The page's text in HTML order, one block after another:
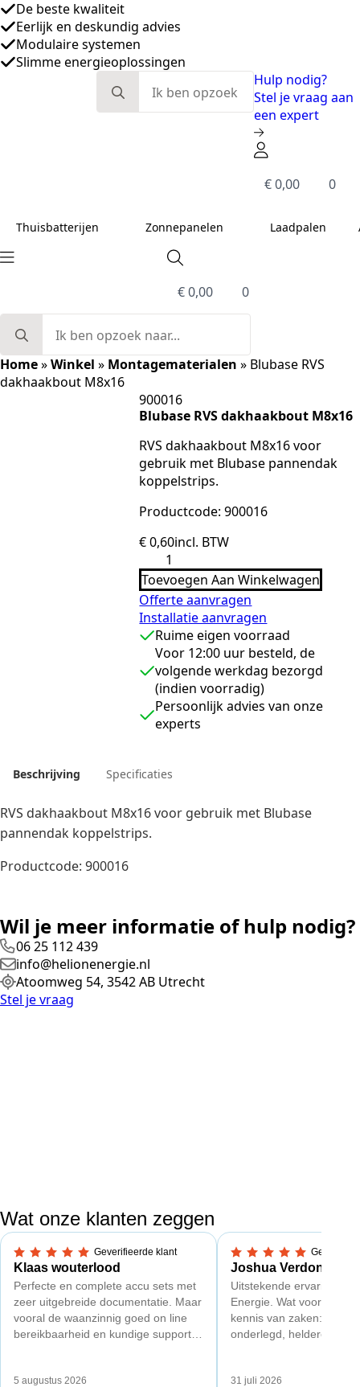
for:
Hulp nodig?
Stel je vraag aan
een expert
€0,00 0
Thuisbatterijen Zonnepanelen Laadpalen
€0,00
0
for:
Home»Winkel » Montagematerialen » Blubase RVS
dakhaakbout M8x16
900016
Blubase RVS dakhaakbout M8x16
RVS dakhaakbout M8x16 voor
gebruik met Blubase pannendak
koppelstrips.
Productcode: 900016
€0,60incl. BTW
Blubase
RVS
dakhaakbout
M8x16
aantal
Toevoegen Aan Winkelwagen
Offerte aanvragen
Installatie aanvragen
Ruime eigen voorraad
Voor 12:00 uur besteld, de
volgende werkdag bezorgd
(indien voorradig)
Persoonlijk advies van onze
experts
Beschrijving Specificaties
RVS dakhaakbout M8x16 voor gebruik met Blubase
pannendak koppelstrips.
Productcode: 900016
Wil je meer informatie of hulp nodig?
06 25 112 439
info@helionenergie.nl
Atoomweg 54, 3542 AB Utrecht
Stel je vraag
Wat onze klanten zeggen
Geverifieerde klant
5,0 van 5 sterren
Klaas wouterlood
Perfecte en complete accu sets met
zeer uitgebreide documentatie. Maar
vooral de waanzinnig goed on line
bereikbaarheid en kundige support
5 augustus 2026
5,0 van 5 sterren
Joshua Verdonk
Uitstekende ervaring
Energie. Wat vooral
kennis van zaken:
onderlegd, heldere
Ook de nazorg is
31 juli 2026